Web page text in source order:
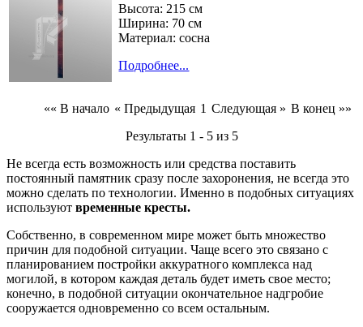
Высота: 215 см
Ширина: 70 см
Материал: сосна
Подробнее...
«« В начало « Предыдущая 1 Следующая » В конец »»
Результаты 1 - 5 из 5
Не всегда есть возможность или средства поставить
постоянный памятник сразу после захоронения, не всегда это
можно сделать по технологии. Именно в подобных ситуациях
используют временные кресты.
Собственно, в современном мире может быть множество
причин для подобной ситуации. Чаще всего это связано с
планированием постройки аккуратного комплекса над
могилой, в котором каждая деталь будет иметь свое место;
конечно, в подобной ситуации окончательное надгробие
сооружается одновременно со всем остальным.